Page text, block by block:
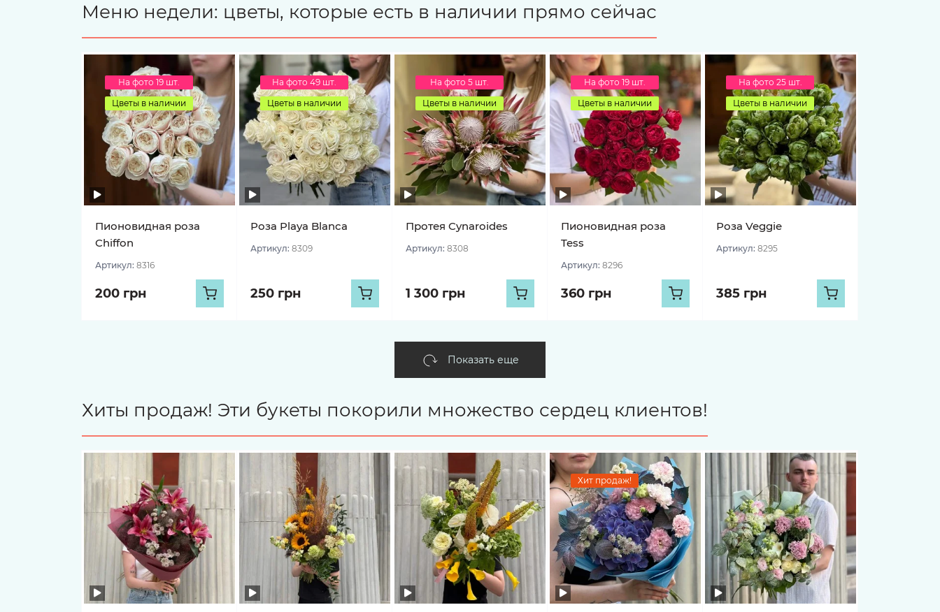
Меню недели: цветы, которые есть в наличии прямо сейчас
На фото 19 шт.
Цветы в наличии
Пионовидная роза
Chiffon
Артикул: 8316
200 грн
На фото 49 шт.
Цветы в наличии
Роза Playa Blanca
Артикул: 8309
250 грн
На фото 5 шт.
Цветы в наличии
Протея Cynaroides
Артикул: 8308
1 300 грн
На фото 19 шт.
Цветы в наличии
Пионовидная роза
Tess
Артикул: 8296
360 грн
На фото 25 шт.
Цветы в наличии
Роза Veggie
Артикул: 8295
385 грн
Показать еще
Хиты продаж! Эти букеты покорили множество сердец клиентов!
Хит продаж!